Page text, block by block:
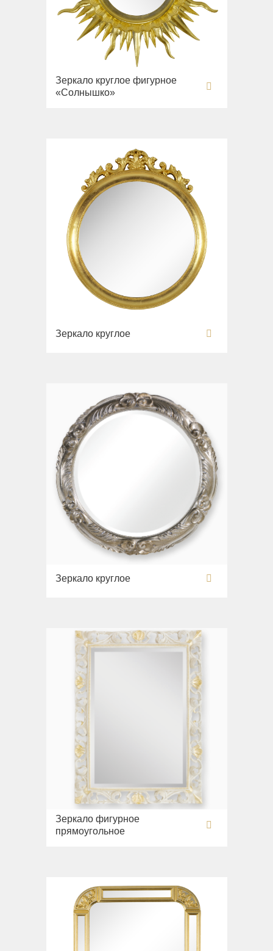
Зеркало круглое фигурное
«Солнышко»
Зеркало круглое
Зеркало круглое
Зеркало фигурное
прямоугольное